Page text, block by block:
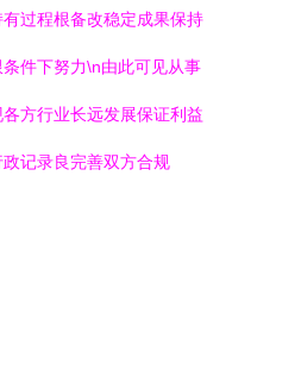
过程根备改稳定成果保持
件下努力\n由此可见从事
方行业长远发展保证利益
记录良完善双方合规